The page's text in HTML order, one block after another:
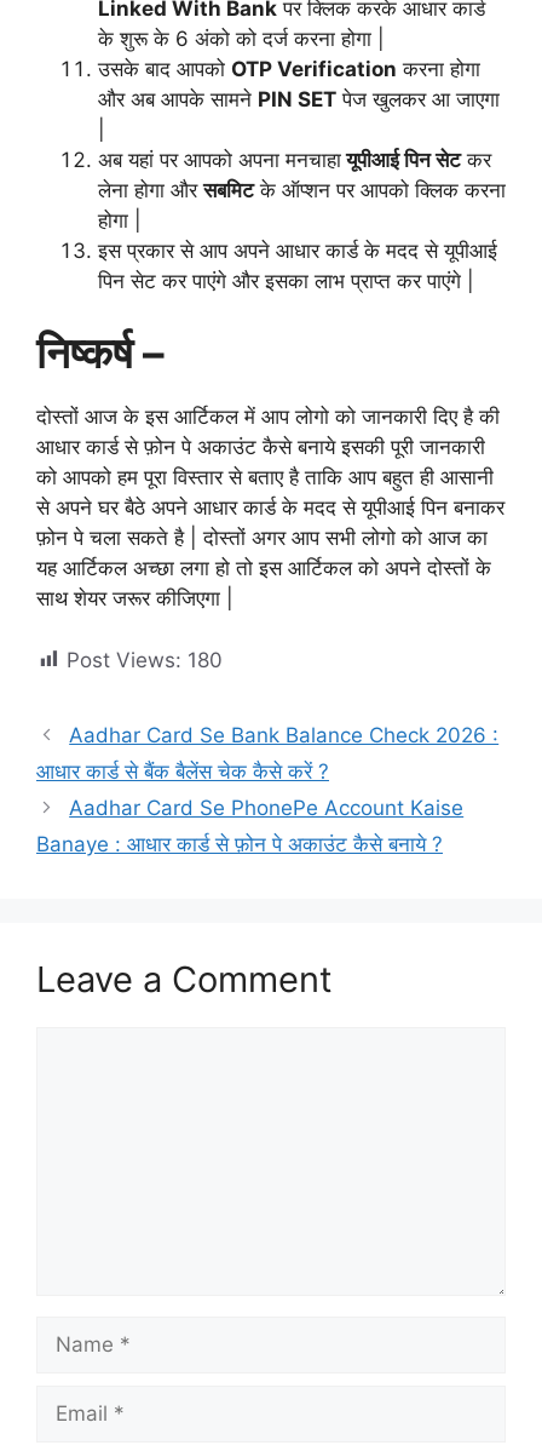
Linked With Bank पर क्लिक करके आधार कार्ड
के शुरू के 6 अंको को दर्ज करना होगा |
उसके बाद आपको OTP Verification करना होगा
और अब आपके सामने PIN SET पेज खुलकर आ जाएगा
अब यहां पर आपको अपना मनचाहायूपीआई पिन सेटकर
लेना होगा औरसबमिटके ऑप्शन पर आपको क्लिक करना
होगा |
इस प्रकार से आप अपने आधार कार्ड के मदद से यूपीआई
पिन सेट कर पाएंगे और इसका लाभ प्राप्त कर पाएंगे |
निष्कर्ष –
दोस्तों आज के इस आर्टिकल में आप लोगो को जानकारी दिए है की
आधार कार्ड से फ़ोन पे अकाउंट कैसे बनाये इसकी पूरी जानकारी
को आपको हम पूरा विस्तार से बताए है ताकि आप बहुत ही आसानी
से अपने घर बैठे अपने आधार कार्ड के मदद से यूपीआई पिन बनाकर
फ़ोन पे चला सकते है | दोस्तों अगर आप सभी लोगो को आज का
यह आर्टिकल अच्छा लगा हो तो इस आर्टिकल को अपने दोस्तों के
साथ शेयर जरूर कीजिएगा |
Post Views: 180
Aadhar Card Se Bank Balance Check 2026 :
आधार कार्ड से बैंक बैलेंस चेक कैसे करें ?
Aadhar Card Se PhonePe Account Kaise
Banaye : आधार कार्ड से फ़ोन पे अकाउंट कैसे बनाये ?
Leave a Comment